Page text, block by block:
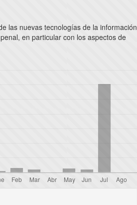
las nuevas tecnologías de la información
en particular con los aspectos de